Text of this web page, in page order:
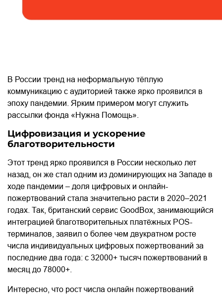
В России тренд на неформальную тёплую
коммуникацию с аудиторией также ярко проявился в
эпоху пандемии. Ярким примером могут служить
рассылки фонда «Нужна Помощь».
Цифровизация и ускорение
благотворительности
Этот тренд ярко проявился в России несколько лет
назад, он же стал одним из доминирующих на Западе в
ходе пандемии – доля цифровых и онлайн-
пожертвований стала значительно расти в 2020–2021
годах. Так, британский сервис GoodBox, занимающийся
интеграцией благотворительных платёжных POS-
терминалов, заявил о более чем двукратном росте
числа индивидуальных цифровых пожертвований за
последние два года: с 32000+ тысяч пожертвований в
месяц до 78000+.
Интересно, что рост числа онлайн пожертвований